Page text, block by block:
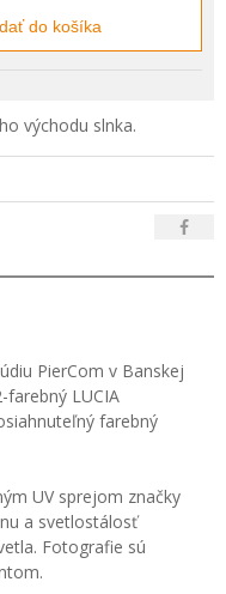
do košíka
východu slnka.
PierCom v Banskej
farebný LUCIA
farebný
UV sprejom značky
a svetlostálosť
Fotografie sú